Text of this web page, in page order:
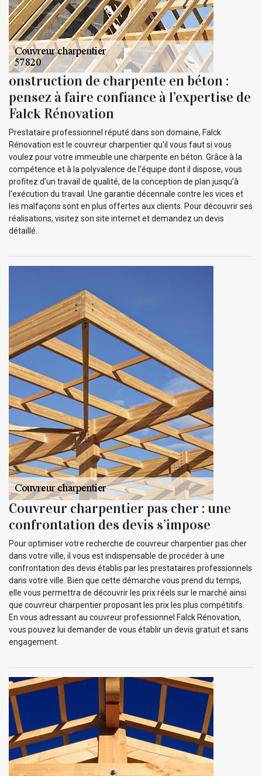
onstruction de charpente en béton :
pensez à faire confiance à l’expertise de
Falck Rénovation
Prestataire professionnel réputé dans son domaine, Falck
Rénovation est le couvreur charpentier qu’il vous faut si vous
voulez pour votre immeuble une charpente en béton. Grâce à la
compétence et à la polyvalence de l’équipe dont il dispose, vous
profitez d’un travail de qualité, de la conception de plan jusqu’à
l’exécution du travail. Une garantie décennale contre les vices et
les malfaçons sont en plus offertes aux clients. Pour découvrir ses
réalisations, visitez son site internet et demandez un devis
détaillé.
Couvreur charpentier pas cher : une
confrontation des devis s’impose
Pour optimiser votre recherche de couvreur charpentier pas cher
dans votre ville, il vous est indispensable de procéder à une
confrontation des devis établis par les prestataires professionnels
dans votre ville. Bien que cette démarche vous prend du temps,
elle vous permettra de découvrir les prix réels sur le marché ainsi
que couvreur charpentier proposant les prix les plus compétitifs.
En vous adressant au couvreur professionnel Falck Rénovation,
vous pouvez lui demander de vous établir un devis gratuit et sans
engagement.